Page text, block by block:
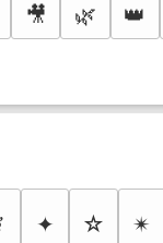
🎥 🌿 👑
✦ ☆ ✴︎